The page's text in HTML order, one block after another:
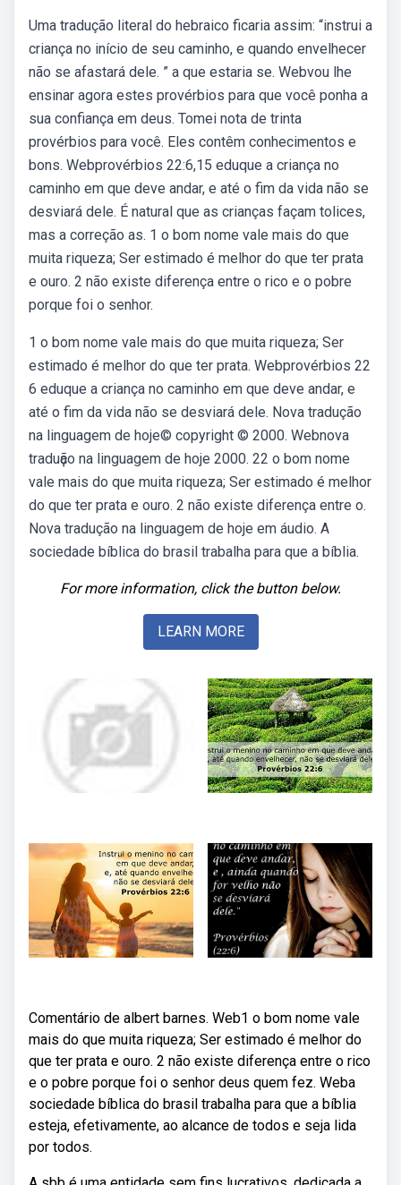
Uma tra­du­ção li­te­ral do he­brai­co fi­ca­ria as­sim: “ins­trui a
crian­ça no iní­cio de seu ca­mi­nho, e quan­do en­ve­lhe­cer
não se afas­ta­rá dele. ” a que esta­ria se. Webvou lhe
ensinar agora estes provérbios para que você ponha a
sua confiança em deus. Tomei nota de trinta
provérbios para você. Eles contêm conhecimentos e
bons. Webprovérbios 22:6,15 eduque a criança no
caminho em que deve andar, e até o fim da vida não se
desviará dele. É natural que as crianças façam tolices,
mas a correção as. 1 o bom nome vale mais do que
muita riqueza; Ser estimado é melhor do que ter prata
e ouro. 2 não existe diferença entre o rico e o pobre
porque foi o senhor.
1 o bom nome vale mais do que muita riqueza; Ser
estimado é melhor do que ter prata. Webprovérbios 22
6 eduque a criança no caminho em que deve andar, e
até o fim da vida não se desviará dele. Nova tradução
na linguagem de hoje© copyright © 2000. Webnova
traduҫão na linguagem de hoje 2000. 22 o bom nome
vale mais do que muita riqueza; Ser estimado é melhor
do que ter prata e ouro. 2 não existe diferença entre o.
Nova tradução na linguagem de hoje em áudio. A
sociedade bíblica do brasil trabalha para que a bíblia.
For more information, click the button below.
LEARN MORE
Comentário de albert barnes. Web1 o bom nome vale
mais do que muita riqueza; Ser estimado é melhor do
que ter prata e ouro. 2 não existe diferença entre o rico
e o pobre porque foi o senhor deus quem fez. Weba
sociedade bíblica do brasil trabalha para que a bíblia
esteja, efetivamente, ao alcance de todos e seja lida
por todos.